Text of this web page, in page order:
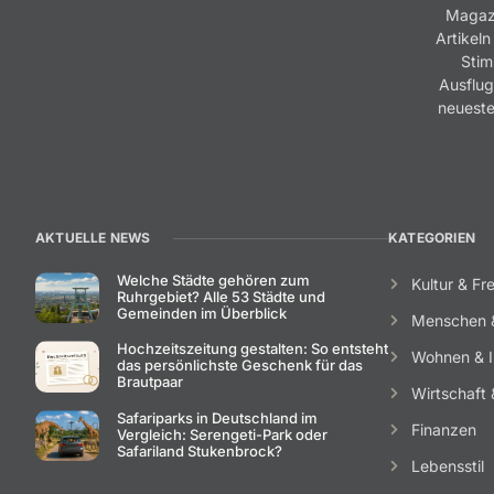
AKTUELLE NEWS
Welche Städte gehören zum
Ruhrgebiet? Alle 53 Städte und
Gemeinden im Überblick
Hochzeitszeitung gestalten: So entsteht
das persönlichste Geschenk für das
Brautpaar
Safariparks in Deutschland im
Vergleich: Serengeti-Park oder
Safariland Stukenbrock?
KATEGORIEN
Kultur &
Menschen
Wohnen &
Wirtschaft
Finanzen
Lebensstil